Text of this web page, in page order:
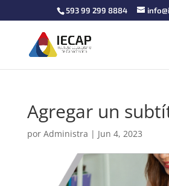
593 99 299 8884
Agregar un
por Administra | Jun 4, 2023